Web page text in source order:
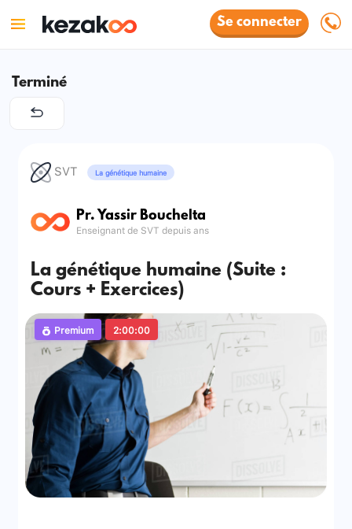
Se connecter
Terminé
SVT La génétique humaine
Pr. Yassir Bouchelta
Enseignant de SVT depuis ans
La génétique humaine (Suite :
Cours + Exercices)
Premium 2:00:00